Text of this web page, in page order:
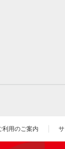
利用のご案内